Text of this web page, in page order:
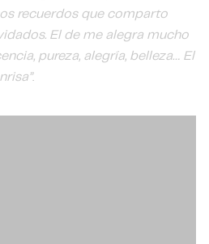
recuerdos que comparto
El de me alegra mucho
pureza, alegría, belleza… El
.